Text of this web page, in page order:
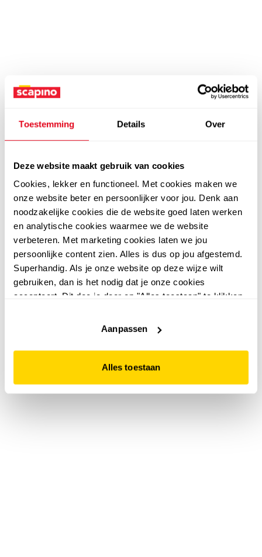
Toestemming Details Over
Deze website maakt gebruik van cookies
Cookies, lekker en functioneel. Met cookies maken we
onze website beter en persoonlijker voor jou. Denk aan
noodzakelijke cookies die de website goed laten werken
en analytische cookies waarmee we de website
verbeteren. Met marketing cookies laten we jou
persoonlijke content zien. Alles is dus op jou afgestemd.
Superhandig. Als je onze website op deze wijze wilt
gebruiken, dan is het nodig dat je onze cookies
accepteert. Dit doe je door op "Alles toestaan" te klikken.
website niet optimaal functioneert.
Aanpassen
Alles toestaan